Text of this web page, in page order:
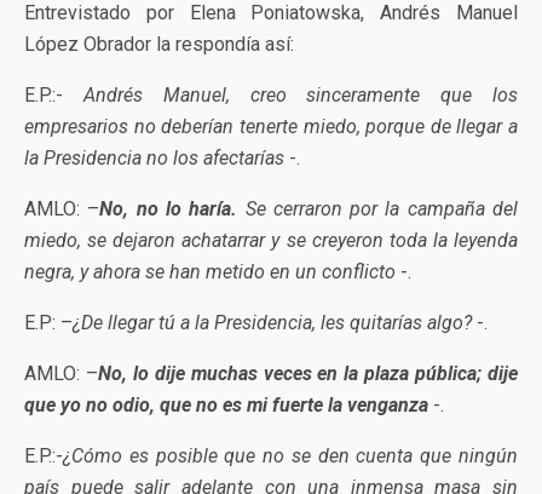
Entrevistado por Elena Poniatowska, Andrés Manuel
López Obrador la respondía así:
E.P.:-Andrés Manuel, creo sinceramente que los
empresarios no deberían tenerte miedo, porque de llegar a
la Presidencia no los afectarías -.
AMLO: –No, no lo haría. Se cerraron por la campaña del
miedo, se dejaron achatarrar y se creyeron toda la leyenda
negra, y ahora se han metido en un conflicto -.
E.P: –¿De llegar tú a la Presidencia, les quitarías algo? -.
AMLO: –No, lo dije muchas veces en la plaza pública; dije
que yo no odio, que no es mi fuerte la venganza -.
E.P.:-¿Cómo es posible que no se den cuenta que ningún
país puede salir adelante con una inmensa masa sin